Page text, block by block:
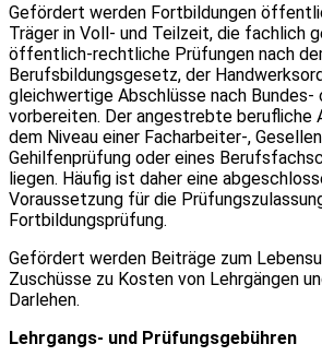
Gefördert werden Fortbildungen
Träger in Voll- und Teilzeit, die fachlich
öffentlich-rechtliche Prüfungen nach
Berufsbildungsgesetz, der
gleichwertige Abschlüsse nach Bundes-
vorbereiten. Der angestrebte berufliche
dem Niveau einer Facharbeiter-,
Gehilfenprüfung oder eines
liegen. Häufig ist daher eine
Voraussetzung für die
Fortbildungsprüfung.
Gefördert werden Beiträge zum
Zuschüsse zu Kosten von Lehrgängen
Darlehen.
Lehrgangs- und Prüfungsgebühren